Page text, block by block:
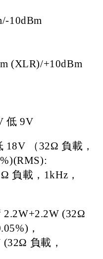
10dBm
(RCA)
(XLR)/+10dBm
低 9V
18V （32Ω 負載，
負載，1kHz，
2.2W+2.2W (32Ω
，
負載，